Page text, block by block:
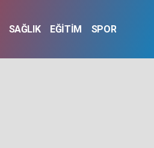
SAĞLIK EĞİTİM SPOR